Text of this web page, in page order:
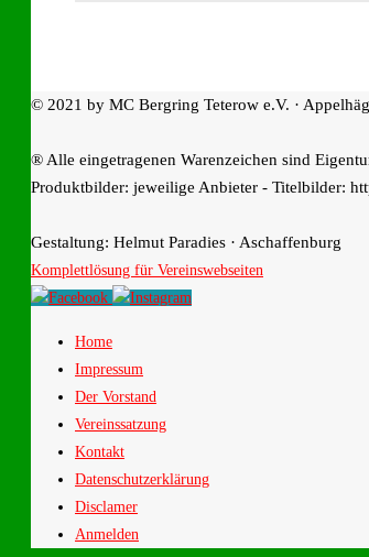
© 2021 by MC Bergring Teterow e.V. ·
® Alle eingetragenen Warenzeichen sind
Produktbilder: jeweilige Anbieter - Titelbilder:
Gestaltung: Helmut Paradies · Aschaffenburg
Komplettlösung für Vereinswebseiten
Home
Impressum
Der Vorstand
Vereinssatzung
Kontakt
Datenschutzerklärung
Disclamer
Anmelden